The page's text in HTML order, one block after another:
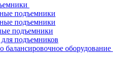
подъемники
подъемники
подъемники
для подъемников
оборудование